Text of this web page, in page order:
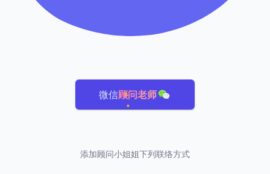
微信顾问老师
添加顾问小姐姐下列联络方式